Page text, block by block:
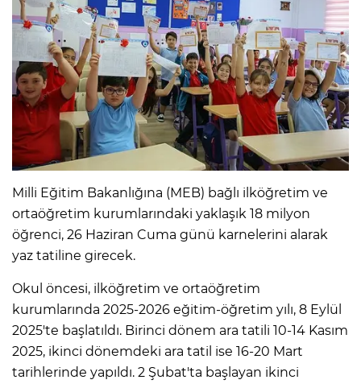
Milli Eğitim Bakanlığına (MEB) bağlı ilköğretim ve
ortaöğretim kurumlarındaki yaklaşık 18 milyon
öğrenci, 26 Haziran Cuma günü karnelerini alarak
yaz tatiline girecek.
Okul öncesi, ilköğretim ve ortaöğretim
kurumlarında 2025-2026 eğitim-öğretim yılı, 8 Eylül
2025'te başlatıldı. Birinci dönem ara tatili 10-14 Kasım
2025, ikinci dönemdeki ara tatil ise 16-20 Mart
tarihlerinde yapıldı. 2 Şubat'ta başlayan ikinci